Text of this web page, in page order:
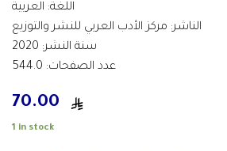
اللغة: العربية
الناشر: مركز الأدب العربي للنشر والتوزيع
سنة النشر: 2020
عدد الصفحات: 544.0
1 in stock